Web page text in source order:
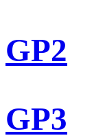
GP2
GP3